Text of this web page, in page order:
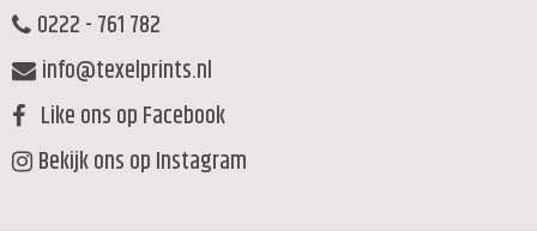
0222 - 761 782
info@texelprints.nl
Like ons op Facebook
Bekijk ons op Instagram